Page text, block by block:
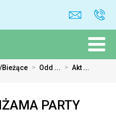
Bieżące > Odd ... > Akt ...
PARTY